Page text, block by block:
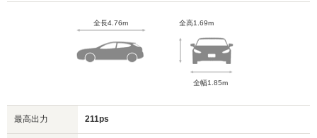
全長4.76m 全高1.69m
全幅1.85m
最高出力 211ps